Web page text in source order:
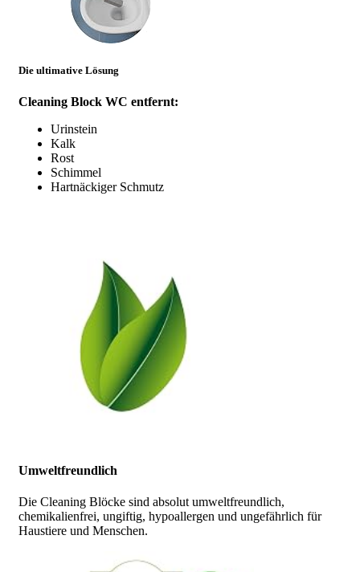
Die ultimative Lösung
Cleaning Block WC entfernt:
Urinstein
Kalk
Rost
Schimmel
Hartnäckiger Schmutz
Umweltfreundlich
Die Cleaning Blöcke sind absolut umweltfreundlich,
chemikalienfrei, ungiftig, hypoallergen und ungefährlich für
Haustiere und Menschen.